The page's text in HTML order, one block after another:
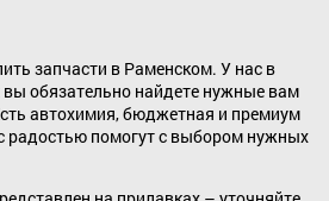
запчасти в Раменском. У нас в
обязательно найдете нужные вам
автохимия, бюджетная и премиум
радостью помогут с выбором нужных